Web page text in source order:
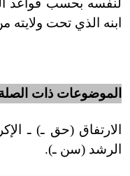
لنفسه بحسب قواعد
ابنه الذي تحت
الموضوعات ذات
الارتفاق (حق ـ) ـ
الرشد (سن ـ).